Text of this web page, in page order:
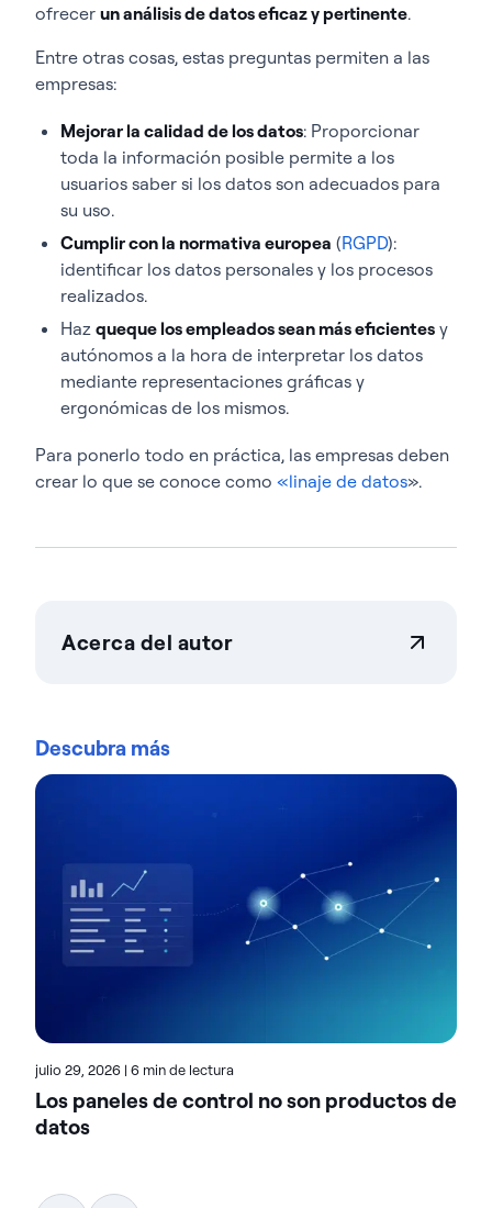
ofrecer un análisis de datos eficaz y pertinente.
Entre otras cosas, estas preguntas permiten a las
empresas:
Mejorar la calidad de los datos: Proporcionar
toda la información posible permite a los
usuarios saber si los datos son adecuados para
su uso.
Cumplir con la normativa europea (RGPD):
identificar los datos personales y los procesos
realizados.
Haz queque los empleados sean más eficientes y
autónomos a la hora de interpretar los datos
mediante representaciones gráficas y
ergonómicas de los mismos.
Para ponerlo todo en práctica, las empresas deben
crear lo que se conoce como «linaje de datos».
Acerca del autor
organizaciones confían en las soluciones de
gestión e inteligencia de datos de Actian para
de Actian se integran a la perfección y funcionan de
forma fiable tanto en entornos locales como en la
nube y en entornos híbridos. Obtén más Acerca de
Actian, la división Acerca de Actian datos e IA de
HCL Software, en actian.com.
Descubra más
julio 29, 2026 | 6 min de lectura
Los paneles de control no son productos de
datos